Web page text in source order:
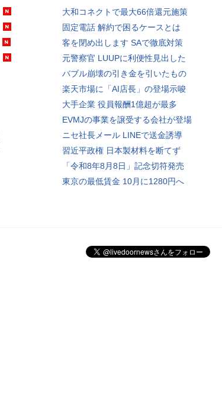
大和コネクトで最大66倍還元施策
固定電話 解約で困るケースとは
客を閉め出します SAで徹底対策
元警察官 LUUPに利便性見出した
バブル崩壊の引き金を引いたもの
楽天市場に「AI店長」の登場示唆
大手企業 役員報酬1億超が最多
EVMJの事業を譲受する会社が登場
ニセ社長メール LINEで送金誘導
習近平政権 日本製材料を断てず
「令和8年8月8日」記念切符発売
東京の最低賃金 10月に1280円へ